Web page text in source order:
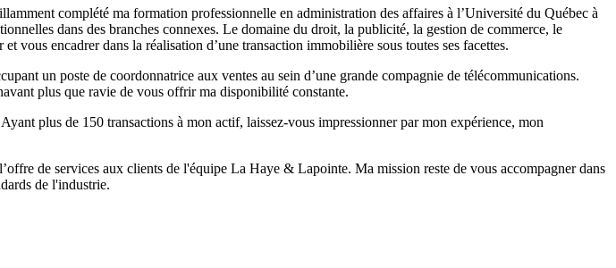
complété ma formation professionnelle en administration des affaires à l’Université du Québec à
dans des branches connexes. Le domaine du droit, la publicité, la gestion de commerce, le
vous encadrer dans la réalisation d’une transaction immobilière sous toutes ses facettes.
un poste de coordonnatrice aux ventes au sein d’une grande compagnie de télécommunications.
plus que ravie de vous offrir ma disponibilité constante.
plus de 150 transactions à mon actif, laissez-vous impressionner par mon expérience, mon
de services aux clients de l'équipe La Haye & Lapointe. Ma mission reste de vous accompagner dans
de l'industrie.